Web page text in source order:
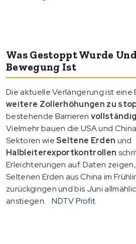
Was Gestoppt Wurde
Bewegung Ist
Die aktuelle Verlängerung ist eine
weitere Zollerhöhungen zu
bestehende Barrieren
Vielmehr bauen die USA und
Sektoren wieSeltene Erden und
Halbleiterexportkontrollen
Erleichterungen auf. Daten
Seltenen Erden aus China im
zurückgingen und bis Juni
anstiegen.
NDTV Profit